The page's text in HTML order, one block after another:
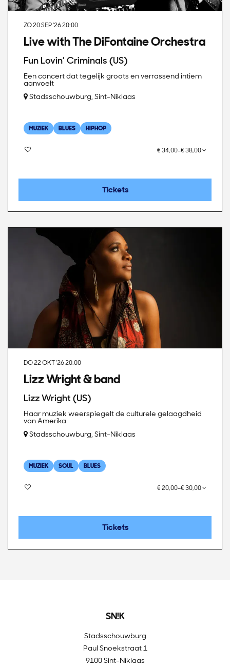
Live with The DiFontaine Orchestra
Fun Lovin’ Criminals (US)
ZO 20 SEP '2620:00
Een concert dat tegelijk groots en verrassend intiem
aanvoelt
Stadsschouwburg, Sint-Niklaas
MUZIEK BLUES HIPHOP
€ 34,00–€ 38,00
Tickets
Lizz Wright & band
Lizz Wright (US)
DO 22 OKT '2620:00
Haar muziek weerspiegelt de culturele gelaagdheid
van Amerika
Stadsschouwburg, Sint-Niklaas
MUZIEK SOUL BLUES
€ 20,00–€ 30,00
Tickets
SN!K
Stadsschouwburg
Paul Snoekstraat 1
9100 Sint-Niklaas